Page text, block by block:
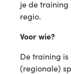
je de training
regio.
Voor wie?
De training
(regionale)